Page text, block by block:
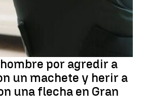
por agredir a
un machete y herir a
una flecha en Gran